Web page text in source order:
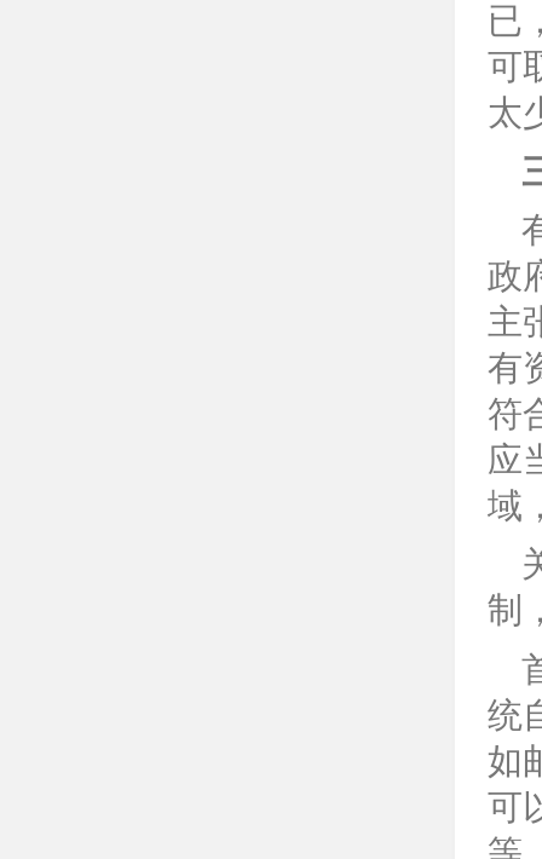
已
可
太
政
主
有
符
应
域
制
统
如
可